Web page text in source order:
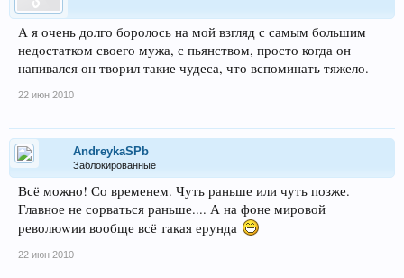
А я очень долго боролось на мой взгляд с самым большим
недостатком своего мужа, с пьянством, просто когда он
напивался он творил такие чудеса, что вспоминать тяжело.
22 июн 2010
AndreykaSPb
Заблокированные
Всё можно! Со временем. Чуть раньше или чуть позже.
Главное не сорваться раньше.... А на фоне мировой
революwии вообще всё такая ерунда
22 июн 2010